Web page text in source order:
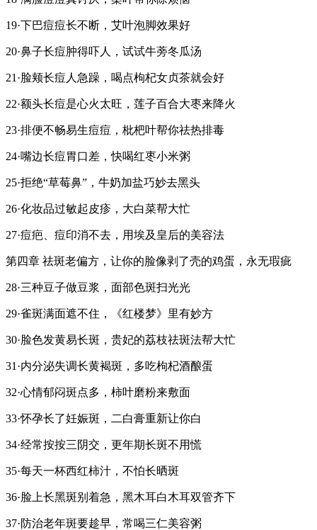
19·下巴痘痘长不断，艾叶泡脚效果好
20·鼻子长痘肿得吓人，试试牛蒡冬瓜汤
21·脸颊长痘人急躁，喝点枸杞女贞茶就会好
22·额头长痘是心火太旺，莲子百合大枣来降火
23·排便不畅易生痘痘，枇杷叶帮你祛热排毒
24·嘴边长痘胃口差，快喝红枣小米粥
25·拒绝“草莓鼻”，牛奶加盐巧妙去黑头
26·化妆品过敏起皮疹，大白菜帮大忙
27·痘疤、痘印消不去，用埃及皇后的美容法
第四章 祛斑老偏方，让你的脸像剥了壳的鸡蛋，永无瑕疵
28·三种豆子做豆浆，面部色斑扫光光
29·雀斑满面遮不住，《红楼梦》里有妙方
30·脸色发黄易长斑，贵妃的荔枝祛斑法帮大忙
31·内分泌失调长黄褐斑，多吃枸杞酒酿蛋
32·心情郁闷斑点多，柿叶磨粉来敷面
33·怀孕长了妊娠斑，二白膏重新让你白
34·经常按按三阴交，更年期长斑不用慌
35·每天一杯西红柿汁，不怕长晒斑
36·脸上长黑斑别着急，黑木耳白木耳双管齐下
37·防治老年斑要趁早，常喝三仁美容粥